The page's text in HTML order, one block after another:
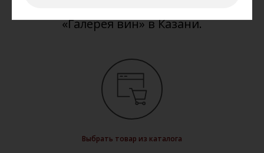
«Галерея вин» в Казани.
Выбрать товар из каталога